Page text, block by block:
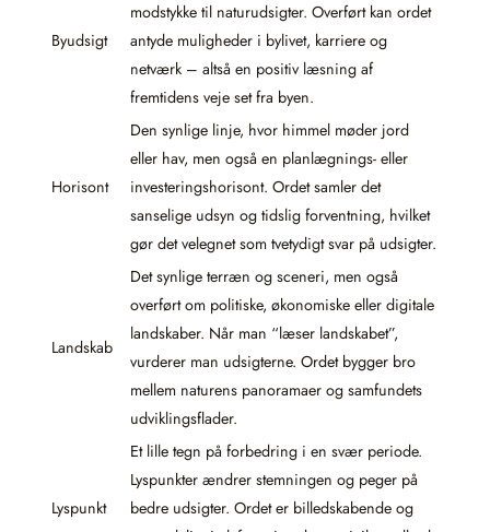
Byudsigt
modstykke til naturudsigter. Overført kan ordet
antyde muligheder i bylivet, karriere og
netværk – altså en positiv læsning af
fremtidens veje set fra byen.
Horisont
Den synlige linje, hvor himmel møder jord
eller hav, men også en planlægnings- eller
investeringshorisont. Ordet samler det
sanselige udsyn og tidslig forventning, hvilket
gør det velegnet som tvetydigt svar på udsigter.
Landskab
Det synlige terræn og sceneri, men også
overført om politiske, økonomiske eller digitale
landskaber. Når man “læser landskabet”,
vurderer man udsigterne. Ordet bygger bro
mellem naturens panoramaer og samfundets
udviklingsflader.
Lyspunkt
Et lille tegn på forbedring i en svær periode.
Lyspunkter ændrer stemningen og peger på
bedre udsigter. Ordet er billedskabende og